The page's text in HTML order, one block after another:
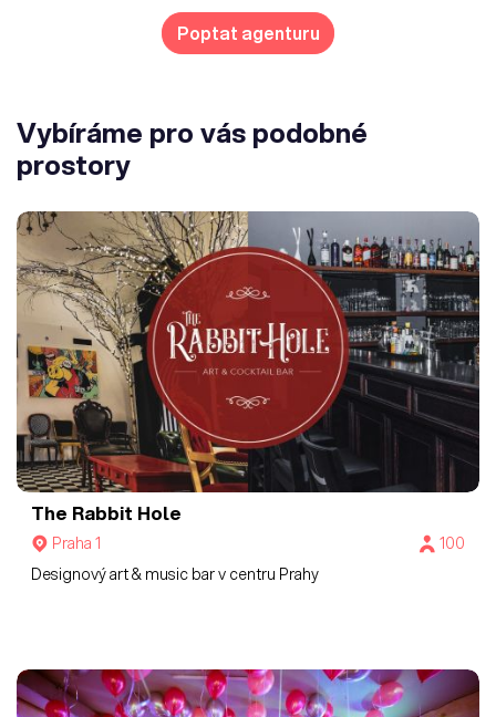
Poptat agenturu
Vybíráme pro vás podobné
prostory
The Rabbit Hole
Praha 1
100
Designový art & music bar v centru Prahy